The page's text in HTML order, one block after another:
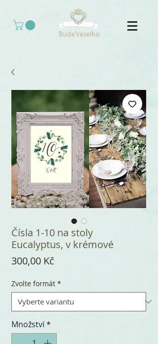
Čísla 1-10 na stoly
Eucalyptus, v krémové
300,00 Kč
Zvolte formát *
Množství*